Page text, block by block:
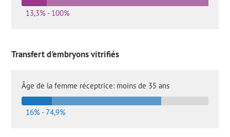
13,3% - 100%
Transfert d'embryons vitrifiés
Âge de la femme réceptrice: moins de 35 ans
16% - 74,9%